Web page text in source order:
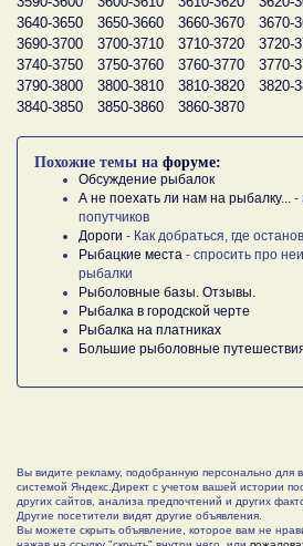
3640-3650
3650-3660 3660-3670 3670-
3690-3700
3700-3710 3710-3720 3720-
3740-3750
3750-3760 3760-3770 3770-
3790-3800
3800-3810 3810-3820 3820-
3840-3850
3850-3860 3860-3870
Похожие темы на форуме:
Обсуждение рыбалок
А не поехать ли нам на рыбалку... -
попутчиков
Дороги - Как добраться, где
Рыбацкие места - спросить про
рыбалки
Рыболовные базы. Отзывы.
Рыбалка в городской черте
Рыбалка на платниках
Большие рыболовные
Вы видите рекламу, подобранную персонально для
системой Яндекс.Директ с учетом вашей истории
других сайтов, анализа предпочтений и других
Другие посетители видят другие объявления.
Вы можете скрыть объявление, которое вам не